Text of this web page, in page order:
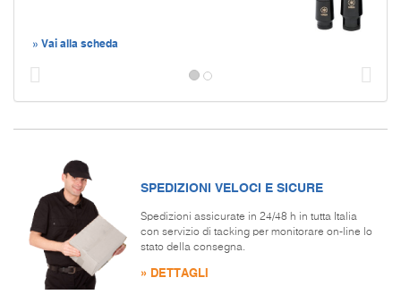
» Vai alla scheda
SPEDIZIONI VELOCI E SICURE
Spedizioni assicurate in 24/48 h in tutta Italia
con servizio di tacking per monitorare on-line lo
stato della consegna.
» DETTAGLI